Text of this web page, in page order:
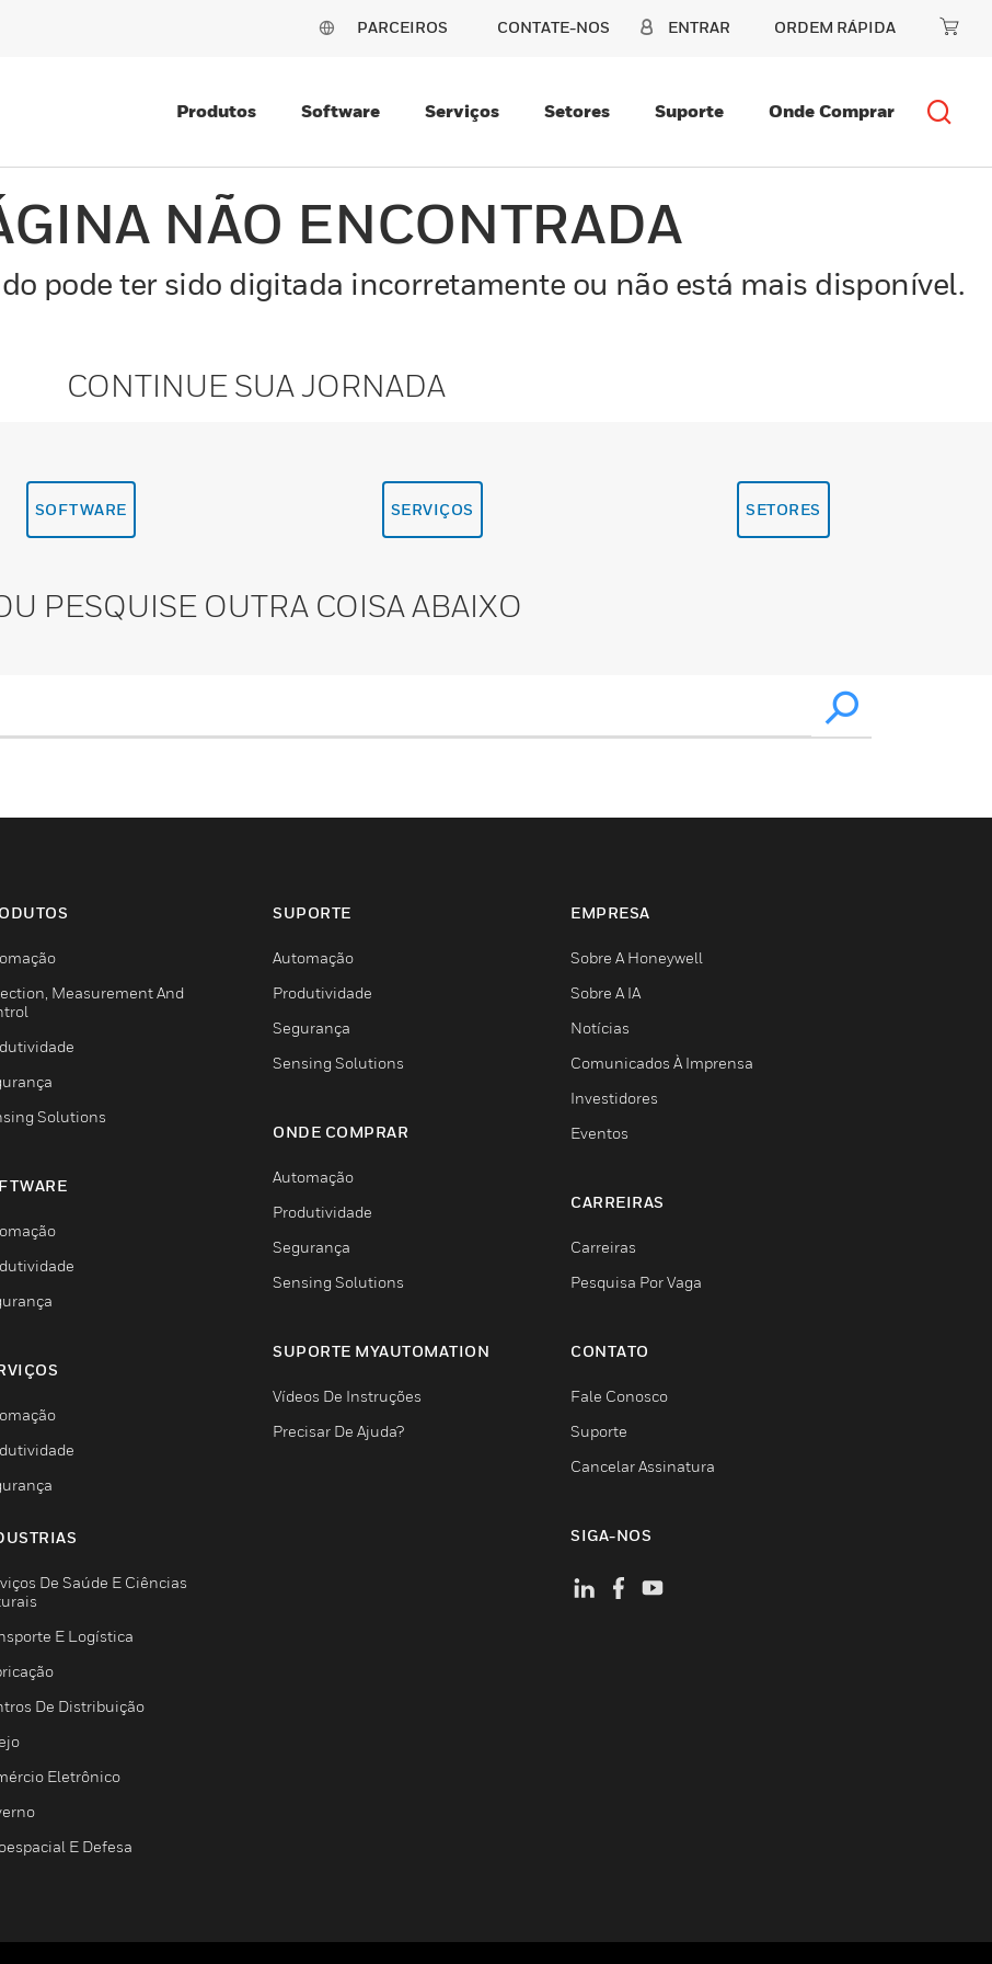
PARCEIROS CONTATE-NOS ENTRAR ORDEM RÁPIDA
Produtos Software Serviços Setores Suporte Onde Comprar
NÃO ENCONTRADA
pode ter sido digitada incorretamente ou não está mais disponível.
CONTINUE SUA JORNADA
SOFTWARE SERVIÇOS SETORES
PESQUISE OUTRA COISA ABAIXO
Measurement And
Solutions
De Saúde E Ciências
E Logística
De Distribuição
Eletrônico
E Defesa
SUPORTE
Automação
Produtividade
Segurança
Sensing Solutions
ONDE COMPRAR
Automação
Produtividade
Segurança
Sensing Solutions
SUPORTE MYAUTOMATION
Vídeos De Instruções
Precisar De Ajuda?
EMPRESA
Sobre A Honeywell
Sobre A IA
Notícias
Comunicados À Imprensa
Investidores
Eventos
CARREIRAS
Carreiras
Pesquisa Por Vaga
CONTATO
Fale Conosco
Suporte
Cancelar Assinatura
SIGA-NOS